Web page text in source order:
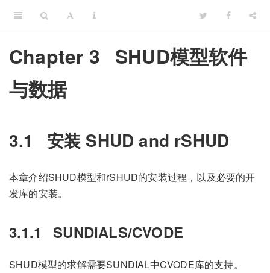
Chapter 3 SHUD模型软件
与数据
3.1 安装 SHUD and rSHUD
本章介绍SHUD模型和rSHUD的安装过程，以及必要的开
发库的安装。
3.1.1 SUNDIALS/CVODE
SHUD模型的求解需要SUNDIAL中CVODE库的支持。